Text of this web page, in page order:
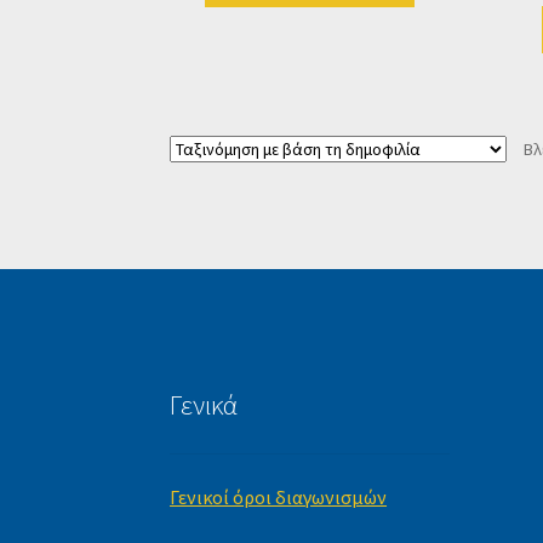
Γενικά
Γενικοί όροι διαγωνισμών